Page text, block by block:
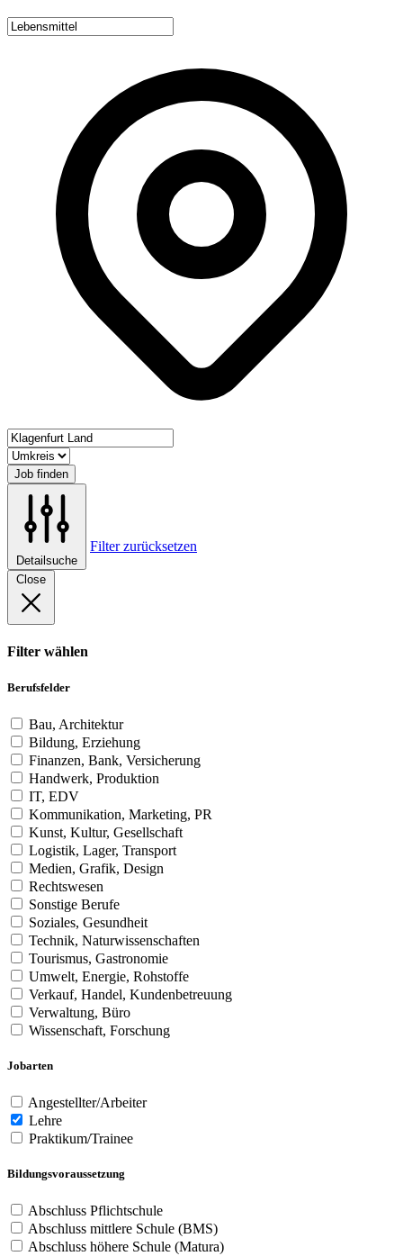
Job finden
Detailsuche
Filter zurücksetzen
Close
Filter wählen
Berufsfelder
Bau, Architektur
Bildung, Erziehung
Finanzen, Bank, Versicherung
Handwerk, Produktion
IT, EDV
Kommunikation, Marketing, PR
Kunst, Kultur, Gesellschaft
Logistik, Lager, Transport
Medien, Grafik, Design
Rechtswesen
Sonstige Berufe
Soziales, Gesundheit
Technik, Naturwissenschaften
Tourismus, Gastronomie
Umwelt, Energie, Rohstoffe
Verkauf, Handel, Kundenbetreuung
Verwaltung, Büro
Wissenschaft, Forschung
Jobarten
Angestellter/Arbeiter
Lehre
Praktikum/Trainee
Bildungsvoraussetzung
Abschluss Pflichtschule
Abschluss mittlere Schule (BMS)
Abschluss höhere Schule (Matura)